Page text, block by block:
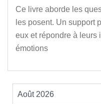
Ce livre aborde les
les posent. Un support
eux et répondre à leurs
émotions